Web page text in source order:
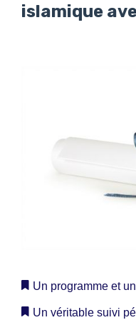
islamique
Un programme et
Un véritable suivi